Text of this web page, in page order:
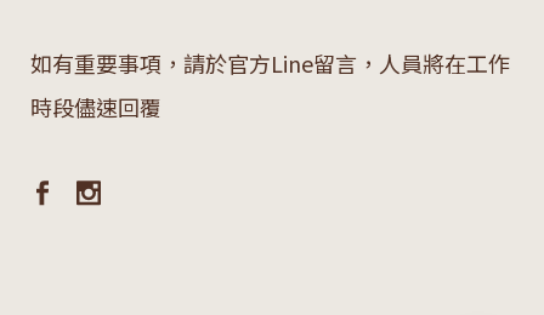
如有重要事項，請於官方Line留言，人員將在工作
時段儘速回覆